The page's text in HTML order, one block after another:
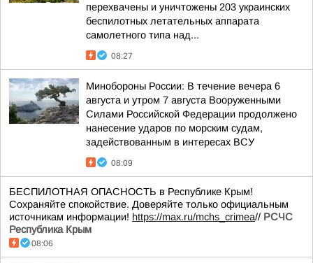
перехвачены и уничтожены 203 украинских
беспилотных летательных аппарата
самолетного типа над...
08:27
Минобороны России: В течение вечера 6
августа и утром 7 августа Вооруженными
Силами Российской Федерации продолжено
нанесение ударов по морским судам,
задействованным в интересах ВСУ
08:09
БЕСПИЛОТНАЯ ОПАСНОСТЬ в Республике Крым!
Сохраняйте спокойствие. Доверяйте только официальным
источникам информации! https://max.ru/mchs_crimea// РСЧС
Республика Крым
08:06